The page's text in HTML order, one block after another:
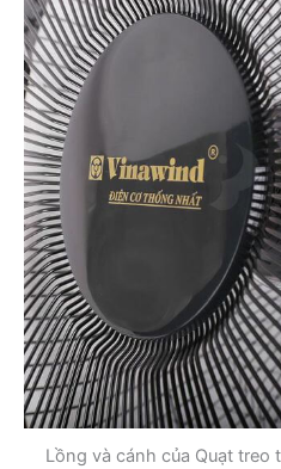
Lồng và cánh của Quạt